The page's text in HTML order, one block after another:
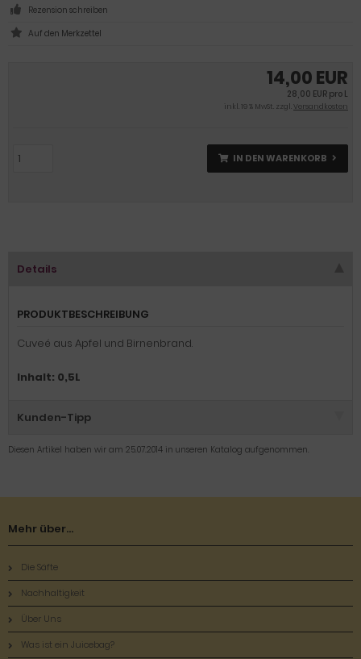
14,00 EUR
28,00 EUR pro L
inkl. 19 % MwSt. zzgl.Versandkosten
IN DEN WARENKORB
Rezension schreiben
Details
PRODUKTBESCHREIBUNG
Cuveé aus Apfel und Birnenbrand.
Inhalt: 0,5L
Kunden-Tipp
Diesen Artikel haben wir am 25.07.2014 in unseren Katalog aufgenommen.
Mehr über...
Die Säfte
Nachhaltigkeit
Über Uns
Was ist ein Juicebag?